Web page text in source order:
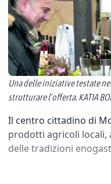
Una delle iniziative testate
strutturare l’offerta. KATIA
Il centro cittadino di
prodotti agricoli locali,
delle tradizioni